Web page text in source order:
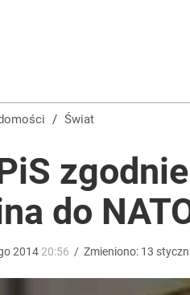
zlekceważyć. Polacy o
apel w sprawie ofiar rzezi
/ Świat
do
2014 20:56 / Zmieniono: 13